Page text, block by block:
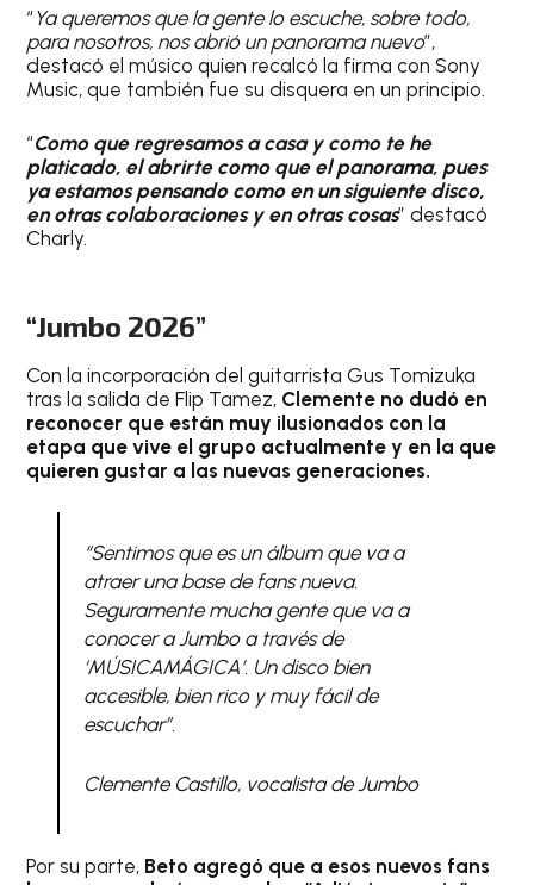
“Ya queremos que la gente lo escuche, sobre todo,
para nosotros, nos abrió un panorama nuevo”,
destacó el músico quien recalcó la firma con Sony
Music, que también fue su disquera en un principio.
“Como que regresamos a casa y como te he
platicado, el abrirte como que el panorama, pues
ya estamos pensando como en un siguiente disco,
en otras colaboraciones y en otras cosas” destacó
Charly.
“Jumbo 2026”
Con la incorporación del guitarrista Gus Tomizuka
tras la salida de Flip Tamez, Clemente no dudó en
reconocer que están muy ilusionados con la
etapa que vive el grupo actualmente y en la que
quieren gustar a las nuevas generaciones.
“Sentimos que es un álbum que va a
atraer una base de fans nueva.
Seguramente mucha gente que va a
conocer a Jumbo a través de
‘MÚSICAMÁGICA’. Un disco bien
accesible, bien rico y muy fácil de
escuchar”.
Clemente Castillo, vocalista de Jumbo
Por su parte, Beto agregó que a esos nuevos fans